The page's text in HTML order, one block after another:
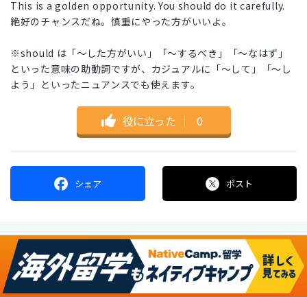
This is a golden opportunity. You should do it carefully.
絶好のチャンスだね。慎重にやった方がいいよ。
※should は「〜した方がいい」「〜するべき」「〜なはず」
といった意味の助動詞ですが、カジュアルに「〜して」「〜し
よう」といったニュアンスでも使えます。
役に立った ｜ 0
シェア ポスト